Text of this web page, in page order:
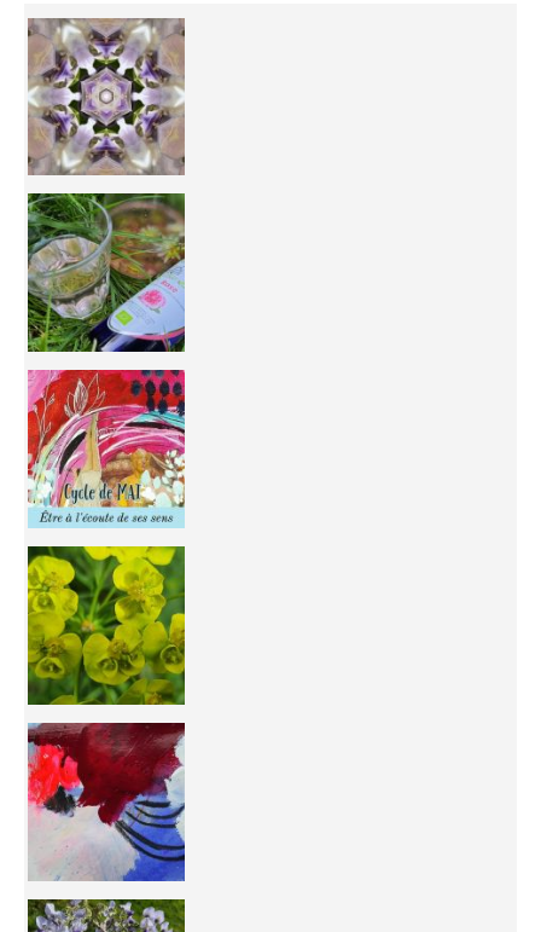
Inhabit your body and understand its
You're
50/50 OR 100/100 ? The day after Ascension, w